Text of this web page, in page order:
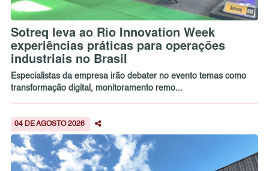
Sotreq leva ao Rio Innovation Week
experiências práticas para operações
industriais no Brasil
Especialistas da empresa irão debater no evento temas como
transformação digital, monitoramento remo...
04 DE AGOSTO 2026